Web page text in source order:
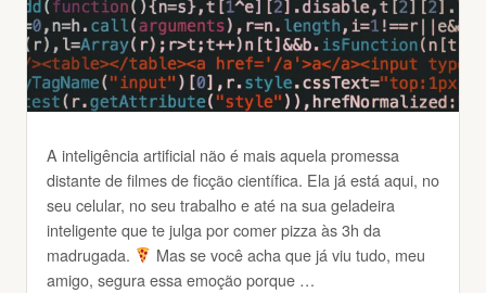
A inteligência artificial não é mais aquela promessa
distante de filmes de ficção científica. Ela já está aqui, no
seu celular, no seu trabalho e até na sua geladeira
inteligente que te julga por comer pizza às 3h da
madrugada.
Mas se você acha que já viu tudo, meu
amigo, segura essa emoção porque …